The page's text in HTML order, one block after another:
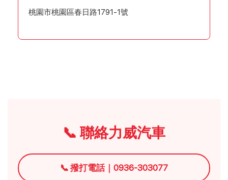
桃園市桃園區春日路1791-1號
📞 聯絡力威汽車
📞 撥打電話｜0936-303077